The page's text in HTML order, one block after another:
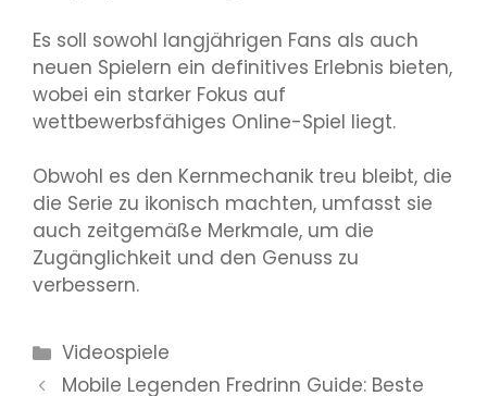
Es soll sowohl langjährigen Fans als auch
neuen Spielern ein definitives Erlebnis bieten,
wobei ein starker Fokus auf
wettbewerbsfähiges Online-Spiel liegt.
Obwohl es den Kernmechanik treu bleibt, die
die Serie zu ikonisch machten, umfasst sie
auch zeitgemäße Merkmale, um die
Zugänglichkeit und den Genuss zu
verbessern.
Kategorien
Videospiele
Mobile Legenden Fredrinn Guide: Beste